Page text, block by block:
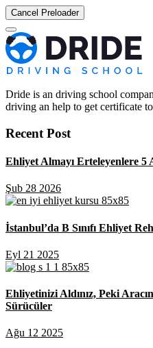
Cancel Preloader
Dride is an driving school
driving an help to get certificate
Recent Post
Ehliyet Almayı Erteleyenlere 5
Şub 28 2026
İstanbul’da B Sınıfı Ehliyet
Eyl 21 2025
Ehliyetinizi Aldınız, Peki
Sürücüler
Ağu 12 2025